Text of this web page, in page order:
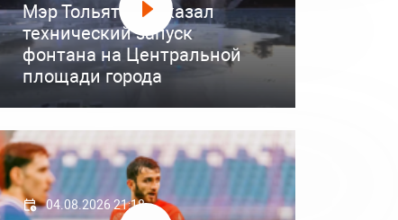
Мэр Тольятти показал
технический запуск
фонтана на Центральной
площади города
04.08.2026 21:18